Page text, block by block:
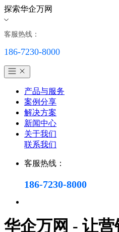
探索华企万网
客服热线：
186-7230-8000
产品与服务
案例分享
解决方案
新闻中心
关于我们
联系我们
客服热线：
186-7230-8000
华企万网 - 让营